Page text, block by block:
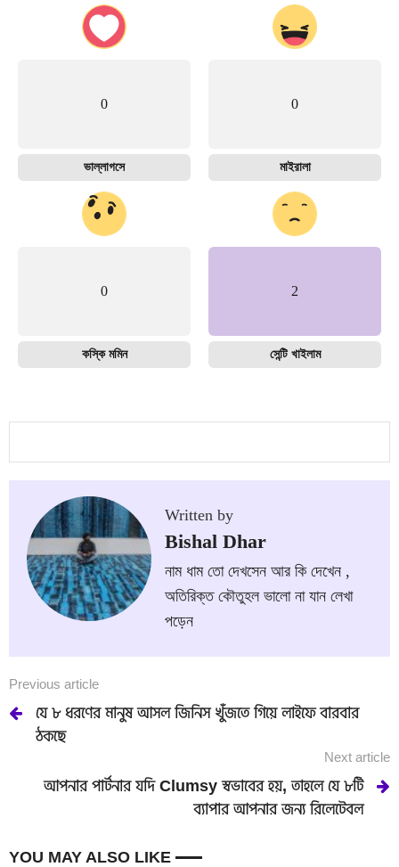
0
ভাল্লাগসে
0
মাইরালা
0
কস্কি মমিন
2
সেন্টি খাইলাম
Written by
Bishal Dhar
নাম ধাম তো দেখসেন আর কি দেখেন ,
অতিরিক্ত কৌতুহল ভালো না যান লেখা
পড়েন
Previous article
যে ৮ ধরণের মানুষ আসল জিনিস খুঁজতে গিয়ে লাইফে বারবার
ঠকছে
Next article
আপনার পার্টনার যদি Clumsy স্বভাবের হয়, তাহলে যে ৮টি
ব্যাপার আপনার জন্য রিলেটেবল
YOU MAY ALSO LIKE